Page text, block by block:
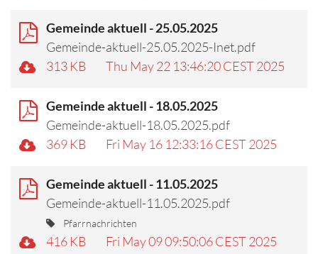
Gemeinde aktuell - 25.05.2025
Gemeinde-aktuell-25.05.2025-Inet.pdf
313 KB
Thu May 22 13:46:20 CEST 2025
Gemeinde aktuell - 18.05.2025
Gemeinde-aktuell-18.05.2025.pdf
369 KB
Fri May 16 12:33:16 CEST 2025
Gemeinde aktuell - 11.05.2025
Gemeinde-aktuell-11.05.2025.pdf
Pfarrnachrichten
416 KB Fri May 09 09:50:06 CEST 2025